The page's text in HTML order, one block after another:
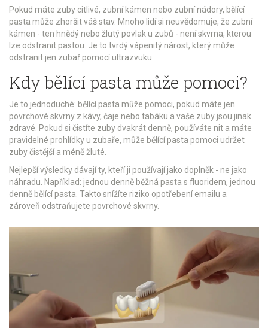
Pokud máte zuby citlivé, zubní kámen nebo zubní nádory, bělící
pasta může zhoršit váš stav. Mnoho lidí si neuvědomuje, že zubní
kámen - ten hnědý nebo žlutý povlak u zubů - není skvrna, kterou
lze odstranit pastou. Je to tvrdý vápenitý nárost, který může
odstranit jen zubař pomocí ultrazvuku.
Kdy bělící pasta může pomoci?
Je to jednoduché: bělící pasta může pomoci, pokud máte jen
povrchové skvrny z kávy, čaje nebo tabáku a vaše zuby jsou jinak
zdravé. Pokud si čistíte zuby dvakrát denně, používáte nit a máte
pravidelné prohlídky u zubaře, může bělící pasta pomoci udržet
zuby čistější a méně žluté.
Nejlepší výsledky dávají ty, kteří ji používají jako doplněk - ne jako
náhradu. Například: jednou denně běžná pasta s fluoridem, jednou
denně bělící pasta. Takto snížíte riziko opotřebení emailu a
zároveň odstraňujete povrchové skvrny.